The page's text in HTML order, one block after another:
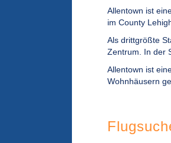
Allentown ist
im County
Als drittgrößte
Zentrum. In der
Allentown ist
Wohnhäusern